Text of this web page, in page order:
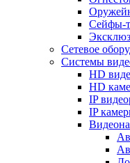
Сейфы-
Сетевое
Системы
HD
HD
IP
IP